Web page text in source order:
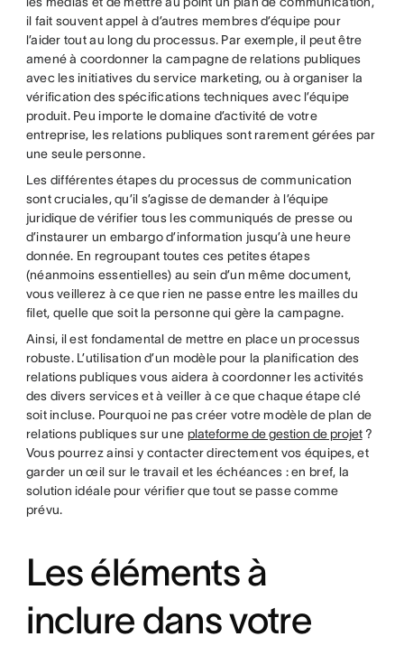
il fait souvent appel à d’autres membres d’équipe pour
l’aider tout au long du processus. Par exemple, il peut être
amené à coordonner la campagne de relations publiques
avec les initiatives du service marketing, ou à organiser la
vérification des spécifications techniques avec l’équipe
produit. Peu importe le domaine d’activité de votre
entreprise, les relations publiques sont rarement gérées par
une seule personne.
Les différentes étapes du processus de communication
sont cruciales, qu’il s’agisse de demander à l’équipe
juridique de vérifier tous les communiqués de presse ou
d’instaurer un embargo d’information jusqu’à une heure
donnée. En regroupant toutes ces petites étapes
(néanmoins essentielles) au sein d’un même document,
vous veillerez à ce que rien ne passe entre les mailles du
filet, quelle que soit la personne qui gère la campagne.
Ainsi, il est fondamental de mettre en place un processus
robuste. L’utilisation d’un modèle pour la planification des
relations publiques vous aidera à coordonner les activités
des divers services et à veiller à ce que chaque étape clé
soit incluse. Pourquoi ne pas créer votre modèle de plan de
relations publiques sur une plateforme de gestion de projet?
Vous pourrez ainsi y contacter directement vos équipes, et
garder un œil sur le travail et les échéances : en bref, la
solution idéale pour vérifier que tout se passe comme
prévu.
Les éléments à
inclure dans votre